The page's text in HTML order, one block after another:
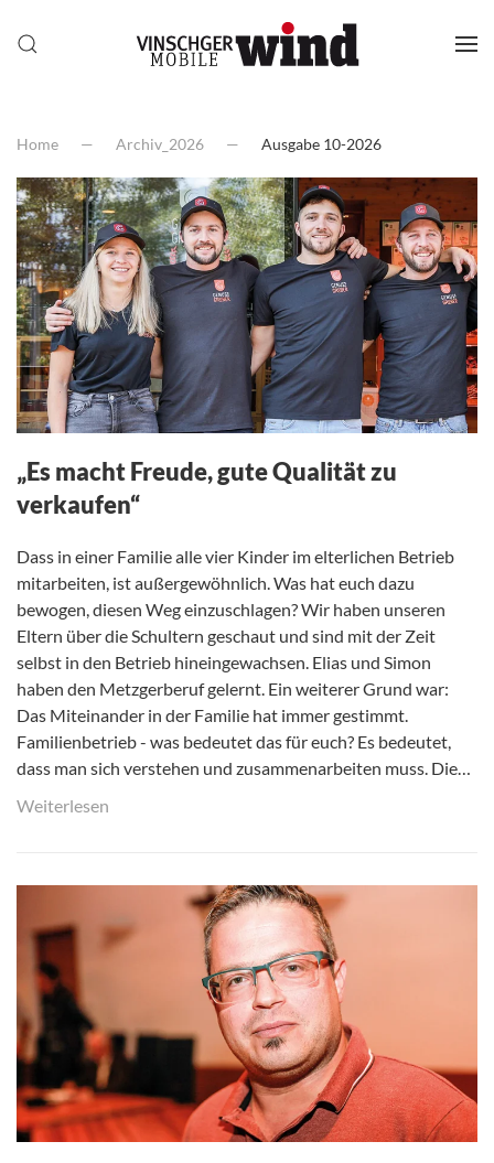
Home Archiv_2026 Ausgabe 10-2026
„Es macht Freude, gute Qualität zu
verkaufen“
Dass in einer Familie alle vier Kinder im elterlichen Betrieb
mitarbeiten, ist außergewöhnlich. Was hat euch dazu
bewogen, diesen Weg einzuschlagen? Wir haben unseren
Eltern über die Schultern geschaut und sind mit der Zeit
selbst in den Betrieb hineingewachsen. Elias und Simon
haben den Metzgerberuf gelernt. Ein weiterer Grund war:
Das Miteinander in der Familie hat immer gestimmt.
Familienbetrieb - was bedeutet das für euch? Es bedeutet,
dass man sich verstehen und zusammenarbeiten muss. Die…
Weiterlesen